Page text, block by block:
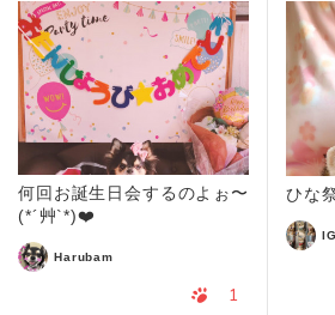
何回お誕生日会するのよぉ〜
(*´艸`*)❤️
Harubam
1
ひな